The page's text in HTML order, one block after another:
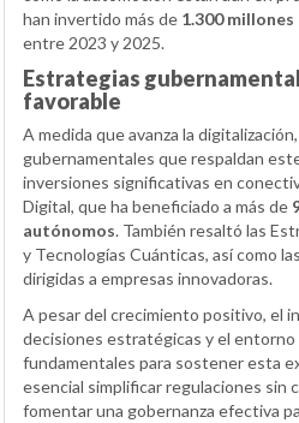
han invertido más de 1.300 millones
entre 2023 y 2025.
Estrategias
favorable
A medida que avanza la
gubernamentales que respaldan
inversiones significativas en
Digital, que ha beneficiado a más de
autónomos. También resaltó las
y Tecnologías Cuánticas, así como
dirigidas a empresas innovadoras.
A pesar del crecimiento positivo, el
decisiones estratégicas y el
fundamentales para sostener esta
esencial simplificar regulaciones sin
fomentar una gobernanza efectiva